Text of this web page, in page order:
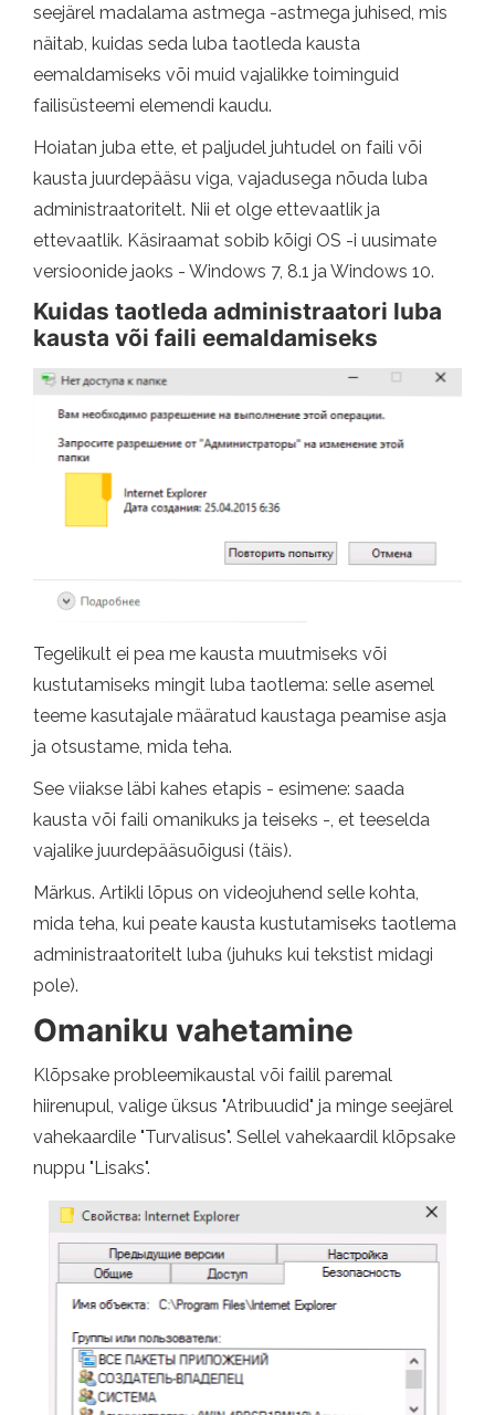
seejärel madalama astmega -astmega juhised, mis
näitab, kuidas seda luba taotleda kausta
eemaldamiseks või muid vajalikke toiminguid
failisüsteemi elemendi kaudu.
Hoiatan juba ette, et paljudel juhtudel on faili või
kausta juurdepääsu viga, vajadusega nõuda luba
administraatoritelt. Nii et olge ettevaatlik ja
ettevaatlik. Käsiraamat sobib kõigi OS -i uusimate
versioonide jaoks - Windows 7, 8.1 ja Windows 10.
Kuidas taotleda administraatori luba
kausta või faili eemaldamiseks
Tegelikult ei pea me kausta muutmiseks või
kustutamiseks mingit luba taotlema: selle asemel
teeme kasutajale määratud kaustaga peamise asja
ja otsustame, mida teha.
See viiakse läbi kahes etapis - esimene: saada
kausta või faili omanikuks ja teiseks -, et teeselda
vajalike juurdepääsuõigusi (täis).
Märkus. Artikli lõpus on videojuhend selle kohta,
mida teha, kui peate kausta kustutamiseks taotlema
administraatoritelt luba (juhuks kui tekstist midagi
pole).
Omaniku vahetamine
Klõpsake probleemikaustal või failil paremal
hiirenupul, valige üksus "Atribuudid" ja minge seejärel
vahekaardile "Turvalisus". Sellel vahekaardil klõpsake
nuppu "Lisaks".